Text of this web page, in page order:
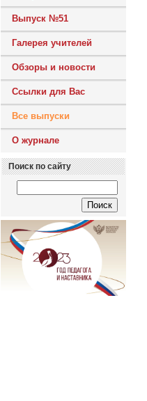
Выпуск №51
Галерея учителей
Обзоры и новости
Ссылки для Вас
Все выпуски
О журнале
Поиск по сайту